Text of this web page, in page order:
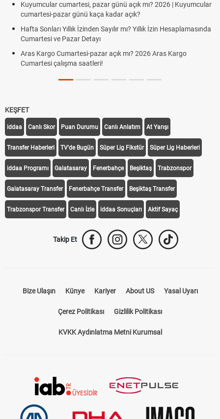
Kuyumcular cumartesi, pazar günü açık mı? 2026 | Kuyumcular
cumartesi-pazar günü kaça kadar açık?
Hafta Sonları Yıllık İzinden Sayılır mı? Yıllık İzin Hesaplamasında
Cumartesi ve Pazar Detayı
Aras Kargo Cumartesi-pazar açık mı? 2026 Aras Kargo
Cumartesi çalışma saatleri!
KEŞFET
iddaa Canlı Skor Puan Durumu Canlı Anlatım At Yarışı
Transfer Haberleri TV'de Bugün Süper Lig Fikstür Süper Lig Haberleri
iddaa Programı Galatasaray Fenerbahçe Beşiktaş Trabzonspor
Galatasaray Transfer Fenerbahçe Transfer Beşiktaş Transfer
Trabzonspor Transfer Canlı İzle iddaa Sonuçları Aktif Sayaç
Takip Et
Bize Ulaşın Künye Kariyer About US Yasal Uyarı
Çerez Politikası Gizlilik Politikası
KVKK Aydınlatma Metni Kurumsal